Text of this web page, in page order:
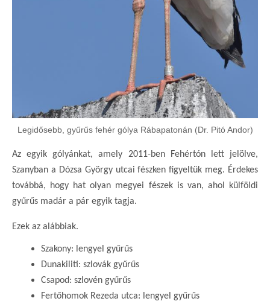
Legidősebb, gyűrűs fehér gólya Rábapatonán (Dr. Pitó Andor)
Az egyik gólyánkat, amely 2011-ben Fehértón lett jelölve,
Szanyban a Dózsa György utcai fészken figyeltük meg. Érdekes
továbbá, hogy hat olyan megyei fészek is van, ahol külföldi
gyűrűs madár a pár egyik tagja.
Ezek az alábbiak.
Szakony: lengyel gyűrűs
Dunakiliti: szlovák gyűrűs
Csapod: szlovén gyűrűs
Fertőhomok Rezeda utca: lengyel gyűrűs